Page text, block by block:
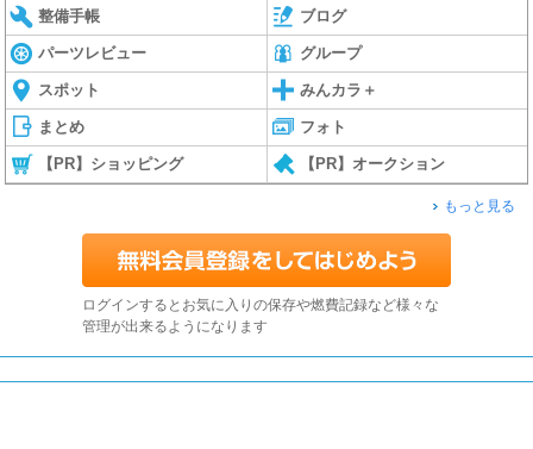
整備手帳 ブログ
パーツレビュー グループ
スポット みんカラ＋
まとめ フォト
【PR】ショッピング 【PR】オークション
もっと見る
ログインするとお気に入りの保存や燃費記録など様々な
管理が出来るようになります